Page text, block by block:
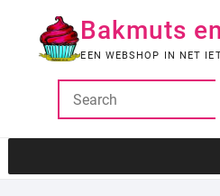
Bakmuts
EEN WEBSHOP IN NET